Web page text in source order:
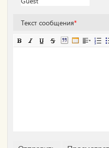
Текст сообщения*